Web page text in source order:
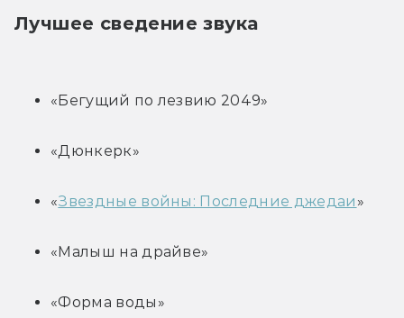
Лучшее сведение звука
«Бегущий по лезвию 2049»
«Дюнкерк»
«Звездные войны: Последние джедаи »
«Малыш на драйве»
«Форма воды»